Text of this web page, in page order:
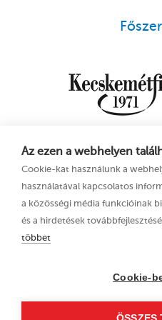
Az ezen a webhelyen
Cookie-kat használunk a
használatával kapcsolatos
a közösségi média funkcióinak
és a hirdetések
többet
Cookie-
2023. június 21–25.